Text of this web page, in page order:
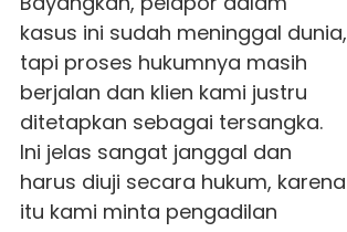
kasus ini sudah meninggal dunia,
tapi proses hukumnya masih
berjalan dan klien kami justru
ditetapkan sebagai tersangka.
Ini jelas sangat janggal dan
harus diuji secara hukum, karena
itu kami minta pengadilan